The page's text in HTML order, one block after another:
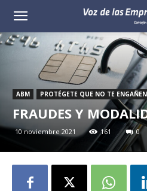
Voz
de
ABM PROTÉGETE QUE NO TE ENGAÑEN
FRAUDES Y
10 noviembre 2021 161 0